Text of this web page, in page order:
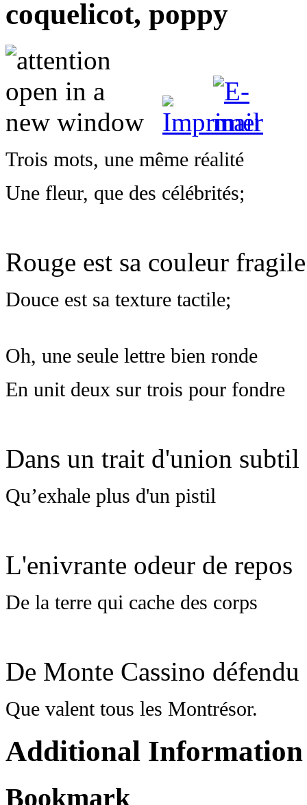
coquelicot, poppy
Trois mots, une même réalité
Une fleur, que des célébrités;
Rouge est sa couleur fragile
Douce est sa texture tactile;
Oh, une seule lettre bien ronde
En unit deux sur trois pour fondre
Dans un trait d'union subtil
Qu’exhale plus d'un pistil
L'enivrante odeur de repos
De la terre qui cache des corps
De Monte Cassino défendu
Que valent tous les Montrésor.
Additional Information
Bookmark